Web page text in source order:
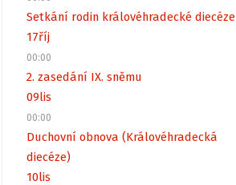
Setkání rodin královéhradecké diecéze
17říj
00:00
2. zasedání IX. sněmu
09lis
00:00
Duchovní obnova (Královéhradecká
diecéze)
10lis